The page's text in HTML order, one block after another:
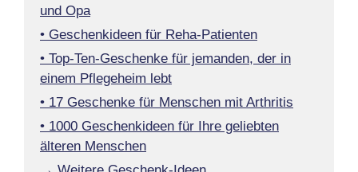
und Opa
• Geschenkideen für Reha-Patienten
• Top-Ten-Geschenke für jemanden, der in
einem Pflegeheim lebt
• 17 Geschenke für Menschen mit Arthritis
• 1000 Geschenkideen für Ihre geliebten
älteren Menschen